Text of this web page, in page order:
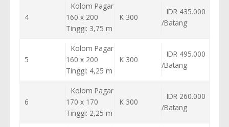
4
Kolom Pagar
160 x 200
Tinggi: 3,75 m
K 300
IDR 435.000
/Batang
5
Kolom Pagar
160 x 200
Tinggi: 4,25 m
K 300
IDR 495.000
/Batang
6
Kolom Pagar
170 x 170
Tinggi: 2,25 m
K 300
IDR 260.000
/Batang